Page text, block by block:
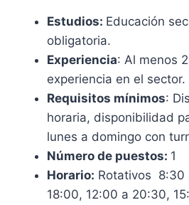
Estudios: Educación
obligatoria.
Experiencia: Al menos
experiencia en el sector.
Requisitos mínimos:
horaria, disponibilidad
lunes a domingo con
Número de puestos: 1
Horario: Rotativos 8:30
18:00, 12:00 a 20:30,